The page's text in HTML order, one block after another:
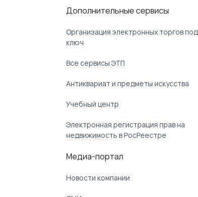
Дополнительные сервисы
Организация электронных торгов под
ключ
Все сервисы ЭТП
Антиквариат и предметы искусства
Учебный центр
Электронная регистрация прав на
недвижимость в РосРеестре
Медиа-портал
Новости компании